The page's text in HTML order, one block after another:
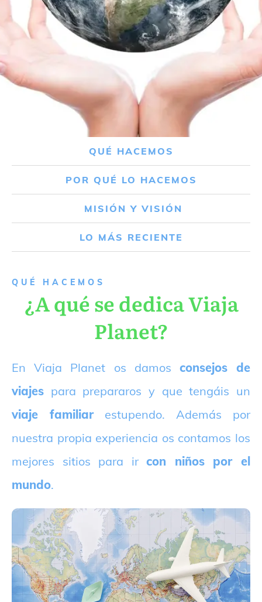
QUÉ HACEMOS
POR QUÉ LO HACEMOS
MISIÓN Y VISIÓN
LO MÁS RECIENTE
QUÉ HACEMOS
¿A qué se dedica Viaja
Planet?
En Viaja Planet os damos consejos de
viajes para prepararos y que tengáis un
viaje familiarestupendo. Además por
nuestra propia experiencia os contamos los
mejores sitios para ircon niños por el
mundo.